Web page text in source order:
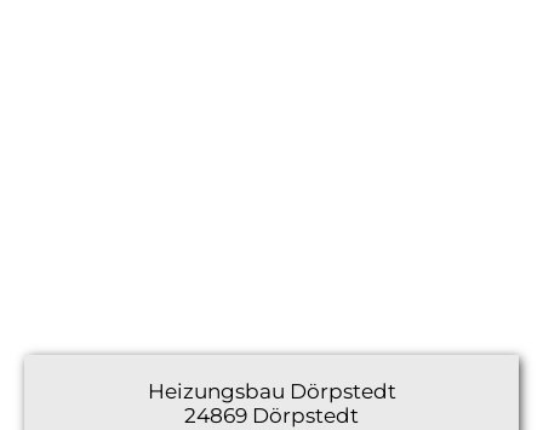
Heizungsbau Dörpstedt
24869 Dörpstedt